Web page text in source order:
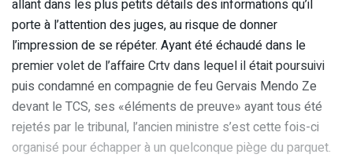
allant dans les plus petits détails des informations qu’il
porte à l’attention des juges, au risque de donner
l’impression de se répéter. Ayant été échaudé dans le
premier volet de l’affaire Crtv dans lequel il était poursuivi
puis condamné en compagnie de feu Gervais Mendo Ze
devant le TCS, ses «éléments de preuve» ayant tous été
rejetés par le tribunal, l’ancien ministre s’est cette fois-ci
organisé pour échapper à un quelconque piège du parquet.